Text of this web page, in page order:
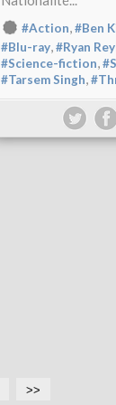
#Action,#Ben
#Blu-ray,#Ryan
#Science-fiction,
#Tarsem Singh,
>>